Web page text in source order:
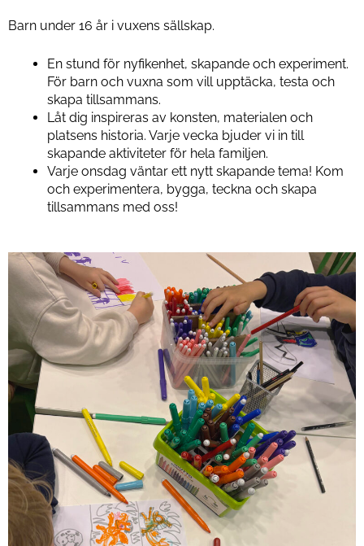
Barn under 16 år i vuxens sällskap.
En stund för nyfikenhet, skapande och experiment.
För barn och vuxna som vill upptäcka, testa och
skapa tillsammans.
Låt dig inspireras av konsten, materialen och
platsens historia. Varje vecka bjuder vi in till
skapande aktiviteter för hela familjen.
Varje onsdag väntar ett nytt skapande tema! Kom
och experimentera, bygga, teckna och skapa
tillsammans med oss!